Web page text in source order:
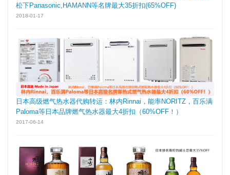
松下Panasonic,HAMANN等名牌最大35折扣(65%OFF)
2018-01-17
日本高级燃气热水器代购转运：林内Rinnai，能率NORITZ，百乐满
Paloma等日本品牌燃气热水器最大4折扣（60%OFF！）
2017-06-14